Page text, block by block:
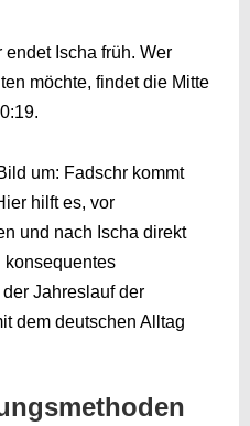
endet Ischa früh. Wer
möchte, findet die Mitte
.
um: Fadschr kommt
hilft es, vor
und nach Ischa direkt
konsequentes
Jahreslauf der
dem deutschen Alltag